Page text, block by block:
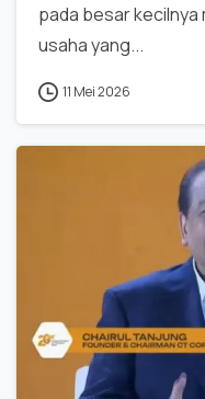
pada besar kecilnya
usaha yang...
11 Mei 2026